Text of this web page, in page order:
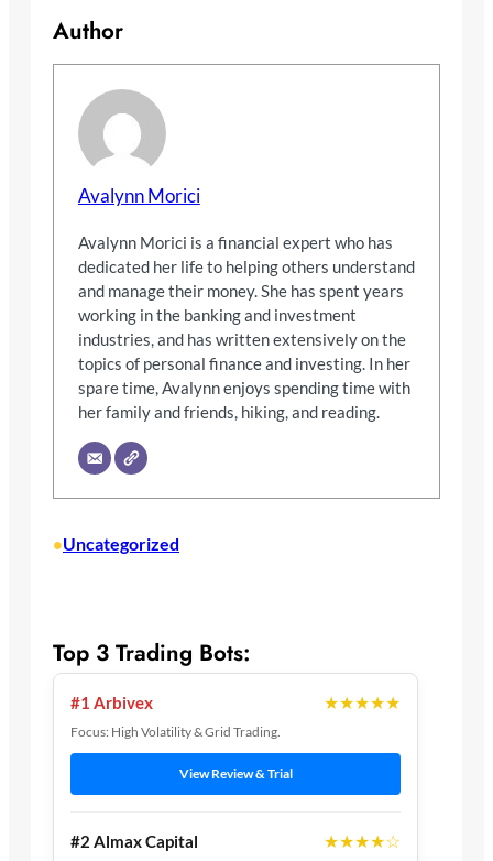
Author
Avalynn Morici
Avalynn Morici is a financial expert who has
dedicated her life to helping others understand
and manage their money. She has spent years
working in the banking and investment
industries, and has written extensively on the
topics of personal finance and investing. In her
spare time, Avalynn enjoys spending time with
her family and friends, hiking, and reading.
•Uncategorized
Top 3 Trading Bots:
#1 Arbivex ★★★★★
Focus: High Volatility & Grid Trading.
View Review & Trial
#2 Almax Capital ★★★★☆